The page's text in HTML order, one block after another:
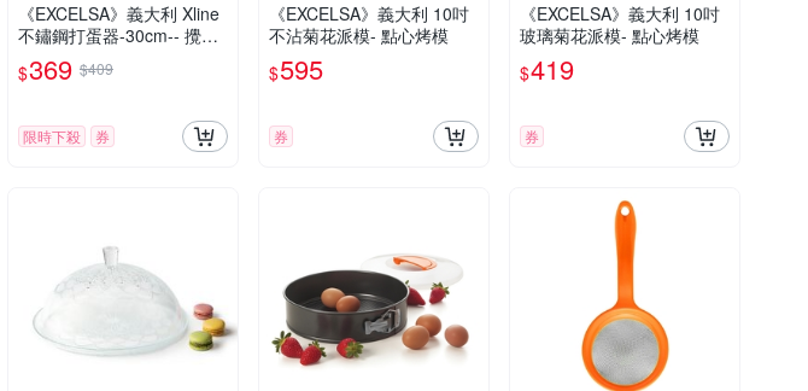
《EXCELSA》義大利 Xline
不鏽鋼打蛋器-30cm-- 攪拌
棒 攪拌器
$369 $409
限時下殺 券
《EXCELSA》義大利 10吋
不沾菊花派模- 點心烤模
$595
券
《EXCELSA》義大利 10吋
玻璃菊花派模- 點心烤模
$419
券